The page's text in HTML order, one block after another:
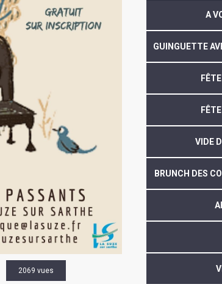
2069 vues
A
GUINGUETTE
VIDE
BRUNCH DES